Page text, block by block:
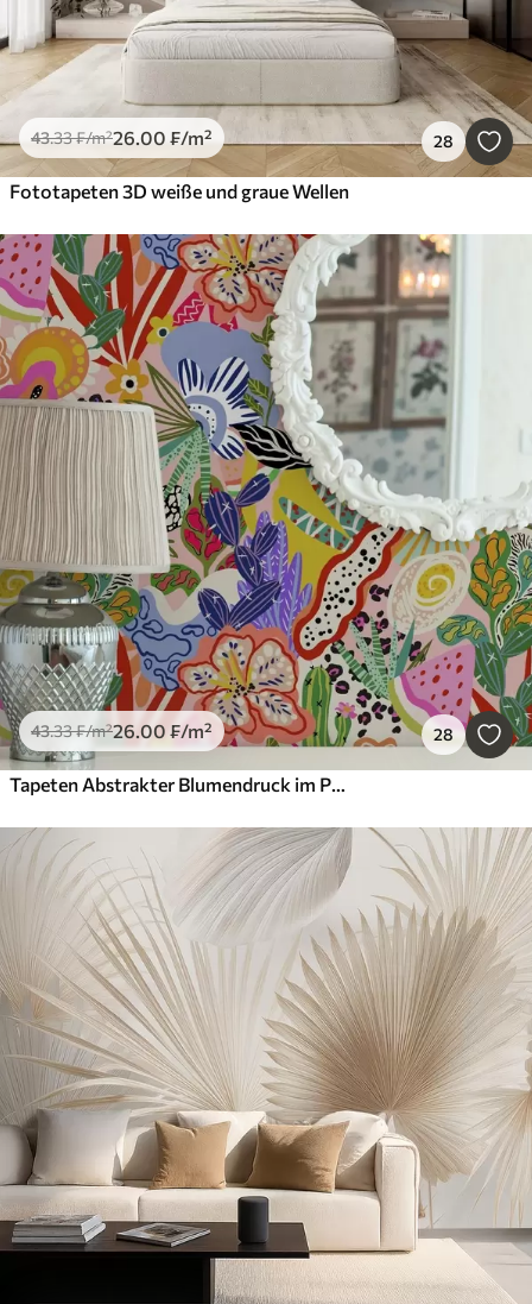
43.33₣/m²26.00 ₣/m² 28
Fototapeten 3D weiße und graue Wellen
43.33₣/m²26.00 ₣/m² 28
Tapeten Abstrakter Blumendruck im Pop-Art-Stil